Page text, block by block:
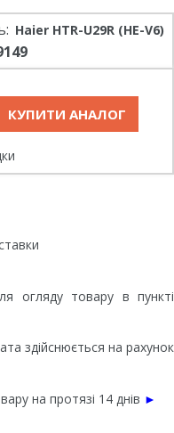
Haier HTR-U29R (HE-V6)
огляду товару в пункті
здійснюється на рахунок
на протязі 14 днів ►